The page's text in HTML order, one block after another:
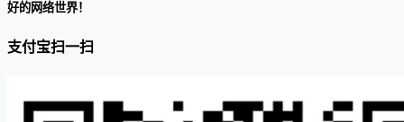
好的网络世界！
支付宝扫一扫